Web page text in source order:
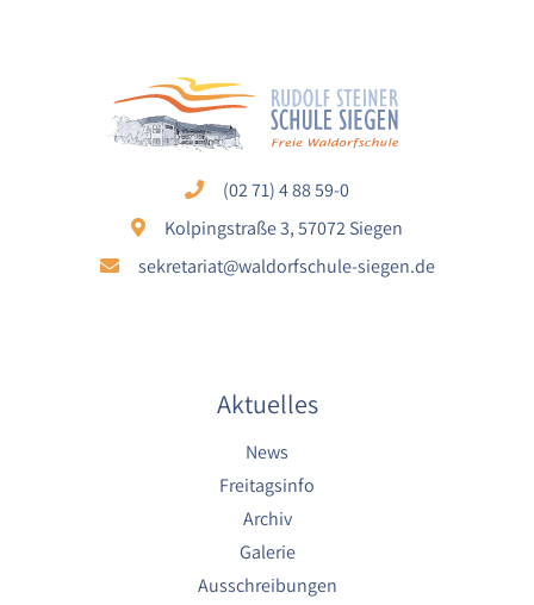
(02 71) 4 88 59-0
Kolpingstraße 3, 57072 Siegen
sekretariat@waldorfschule-siegen.de
Aktuelles
News
Freitagsinfo
Archiv
Galerie
Ausschreibungen
EXTERNE MEDIEN
Um Inhalte von externen Plattformen anzeigen zu
können, werden von diesen externen Medien
Cookies gesetzt.
Einverständnis-Optionen des Benutzers für